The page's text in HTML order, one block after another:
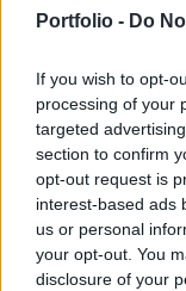
Portfolio - Do
If you wish to opt-
processing of your
targeted
section to confirm
opt-out request is
interest-based ads
us or personal
your opt-out. You
disclosure of your
Hatalmas
óta nem
Brutális számokat